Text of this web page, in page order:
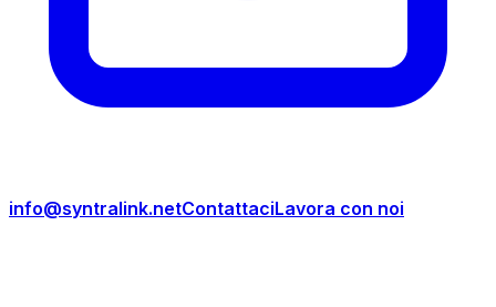
info@syntralink.netContattaciLavora con noi